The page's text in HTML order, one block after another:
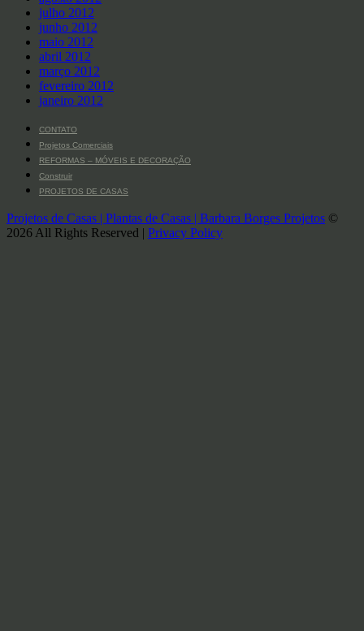
julho 2012
junho 2012
maio 2012
abril 2012
março 2012
fevereiro 2012
janeiro 2012
CONTATO
Projetos Comerciais
REFORMAS – MÓVEIS E DECORAÇÃO
Construir
PROJETOS DE CASAS
Projetos de Casas | Plantas de Casas | Barbara Borges Projetos ©
2026 All Rights Reserved | Privacy Policy